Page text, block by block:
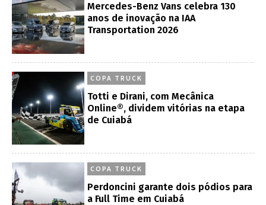
Mercedes-Benz Vans celebra 130
anos de inovação na IAA
Transportation 2026
COPA TRUCK
Totti e Dirani, com Mecânica
Online®, dividem vitórias na etapa
de Cuiabá
COPA TRUCK
Perdoncini garante dois pódios para
a Full Time em Cuiabá